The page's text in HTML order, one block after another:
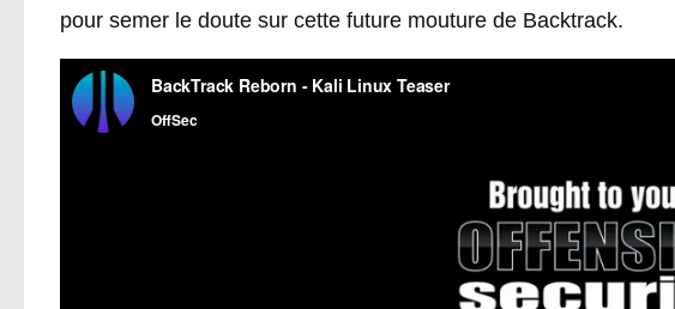
pour semer le doute sur cette future mouture de Backtrack.